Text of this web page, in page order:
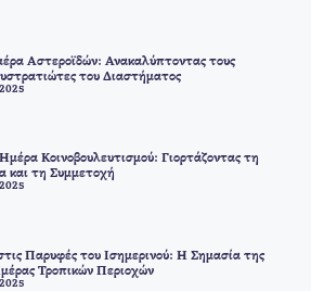
Αστεροϊδών: Ανακαλύπτοντας τους
του Διαστήματος
Κοινοβουλευτισμού: Γιορτάζοντας τη
και τη Συμμετοχή
Παρυφές του Ισημερινού: Η Σημασία της
Τροπικών Περιοχών